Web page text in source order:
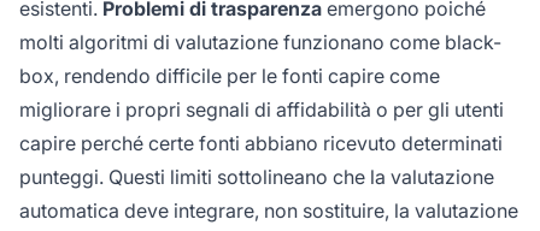
esistenti. Problemi di trasparenza emergono poiché
molti algoritmi di valutazione funzionano come black-
box, rendendo difficile per le fonti capire come
migliorare i propri segnali di affidabilità o per gli utenti
capire perché certe fonti abbiano ricevuto determinati
punteggi. Questi limiti sottolineano che la valutazione
automatica deve integrare, non sostituire, la valutazione